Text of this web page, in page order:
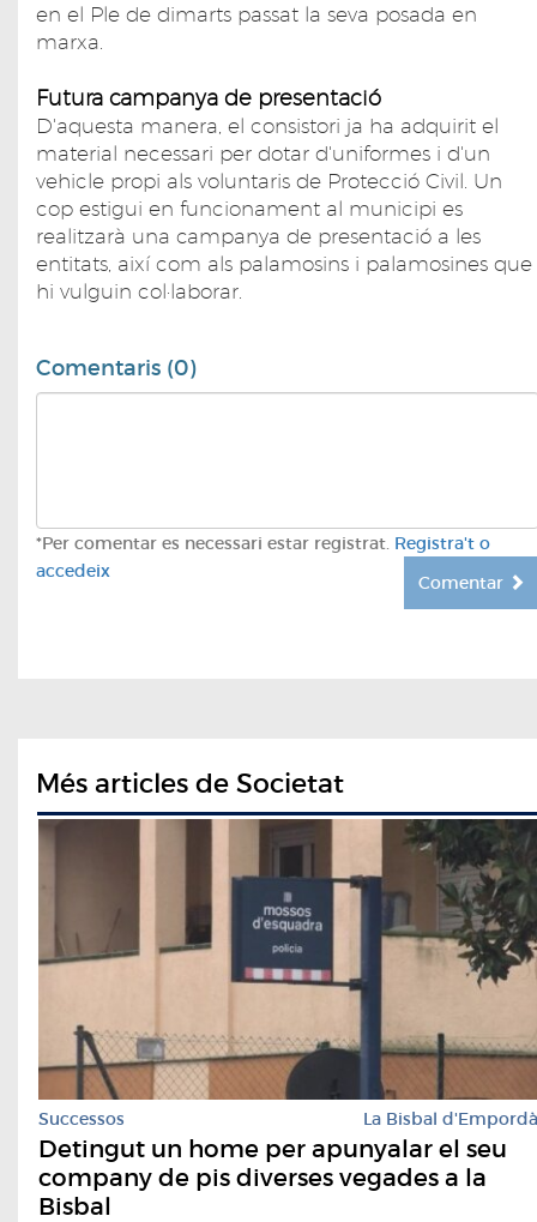
en el Ple de dimarts passat la seva posada en
marxa.
Futura campanya de presentació
D'aquesta manera, el consistori ja ha adquirit el
material necessari per dotar d'uniformes i d'un
vehicle propi als voluntaris de Protecció Civil. Un
cop estigui en funcionament al municipi es
realitzarà una campanya de presentació a les
entitats, així com als palamosins i palamosines que
hi vulguin col·laborar.
Comentaris (0)
*Per comentar es necessari estar registrat. Registra't o
accedeix
Comentar
Més articles de Societat
Successos La Bisbal d'Empordà
Detingut un home per apunyalar el seu
company de pis diverses vegades a la
Bisbal